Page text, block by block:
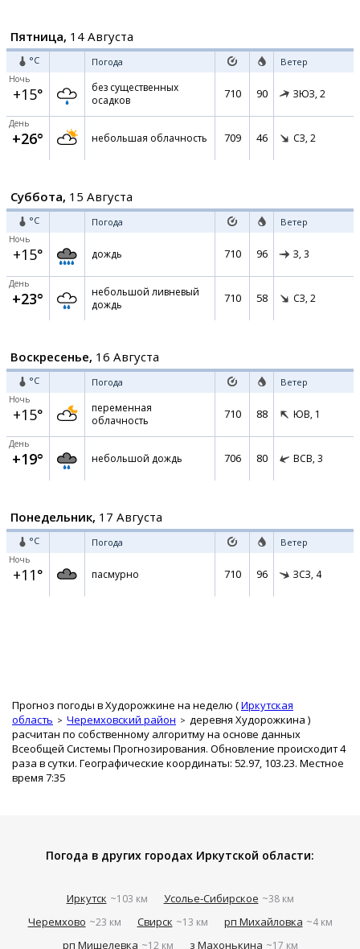
Пятница, 14 Августа
°C Погода Ветер
Ночь
+15°
без существенных
осадков
710 90 ЗЮЗ, 2
День
+26° небольшая облачность 709 46 СЗ, 2
Суббота, 15 Августа
°C Погода Ветер
Ночь
+15° дождь 710 96 З, 3
День
+23°
небольшой ливневый
дождь
710 58 СЗ, 2
Воскресенье, 16 Августа
°C Погода Ветер
Ночь
+15°
переменная
облачность
710 88 ЮВ, 1
День
+19° небольшой дождь 706 80 ВСВ, 3
Понедельник, 17 Августа
°C Погода Ветер
Ночь
+11° пасмурно 710 96 ЗСЗ, 4
Прогноз погоды в Худорожкине на неделю (Иркутская
область
Черемховский район деревня Худорожкина )
расчитан по собственному алгоритму на основе данных
Всеобщей Системы Прогнозирования. Обновление происходит 4
раза в сутки. Географические координаты: 52.97, 103.23. Местное
время 7:35
Погода в других городах Иркутской области:
Иркутск ~103 км Усолье-Сибирское ~38 км
Черемхово ~23 км Свирск ~13 км рп Михайловка ~4 км
рп Мишелевка ~12 км з Махонькина ~17 км